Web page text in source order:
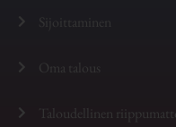
Sijoittaminen
Oma talous
Taloudellinen